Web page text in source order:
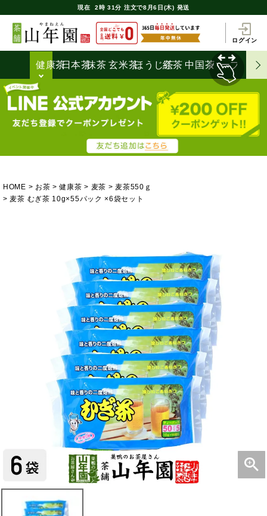
現在 2時 31分 注文で8月6日(木) 発送
ログイン
健康茶日本茶抹茶 玄米茶ほうじ茶
紅茶 中国茶ハーブティ
HOME お茶 健康茶 麦茶
麦茶550ｇ
麦茶 むぎ茶 10g×55パック ×6袋セット